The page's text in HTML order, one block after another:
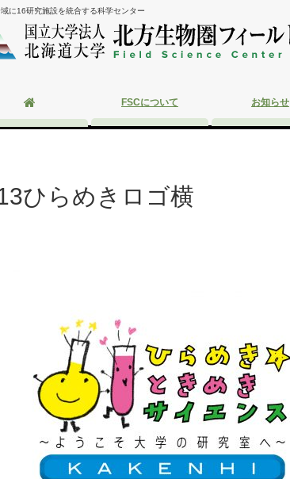
に16研究施設を統合する科学センター
FSCについて お知らせ
ひらめきロゴ横